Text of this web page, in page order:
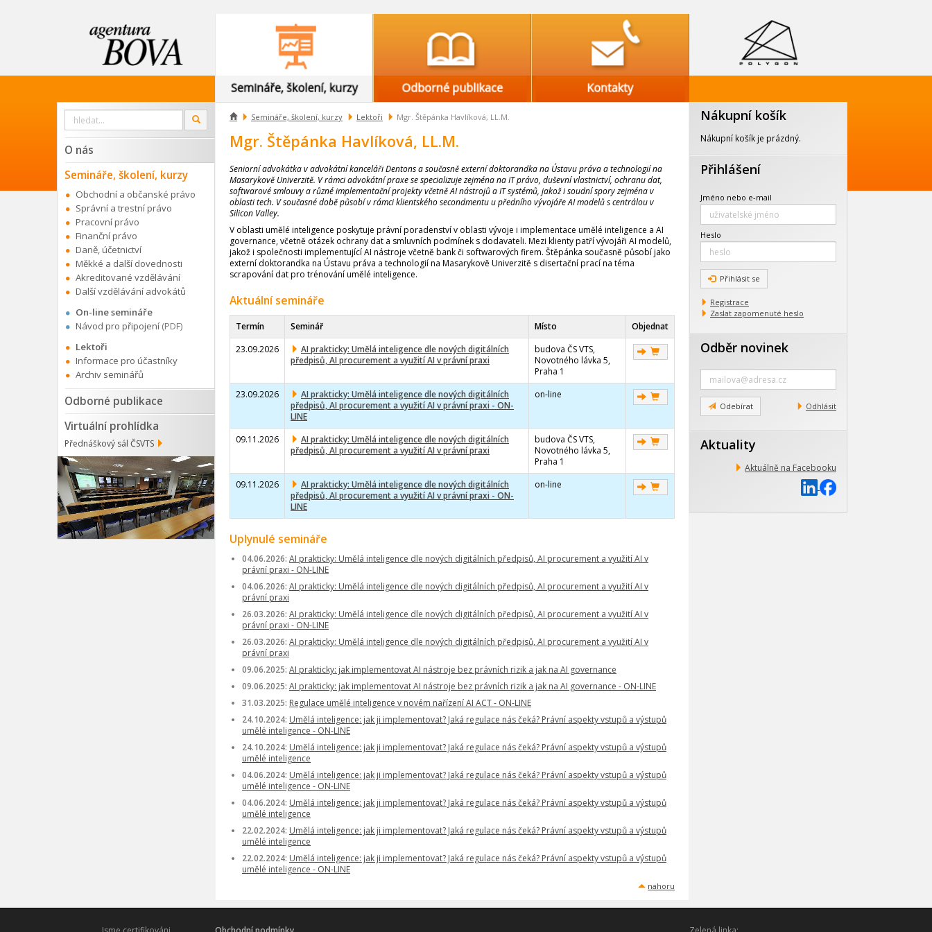
 Semináře, školení, kurzy Lektoři Mgr. Štěpánka Havlíková, LL.M.
Mgr. Štěpánka Havlíková, LL.M.
Seniorní advokátka v advokátní kanceláři Dentons a současně externí doktorandka na Ústavu práva a technologií na
Masarykově Univerzitě. V rámci advokátní praxe se specializuje zejména na IT právo, duševní vlastnictví, ochranu dat,
softwarové smlouvy a různé implementační projekty včetně AI nástrojů a IT systémů, jakož i soudní spory zejména v
oblasti tech. V současné době působí v rámci klientského secondmentu u předního vývojáře AI modelů s centrálou v
Silicon Valley.
V oblasti umělé inteligence poskytuje právní poradenství v oblasti vývoje i implementace umělé inteligence a AI
governance, včetně otázek ochrany dat a smluvních podmínek s dodavateli. Mezi klienty patří vývojáři AI modelů,
jakož i společnosti implementující AI nástroje včetně bank či softwarových firem. Štěpánka současně působí jako
externí doktorandka na Ústavu práva a technologií na Masarykově Univerzitě s disertační prací na téma
scrapování dat pro trénování umělé inteligence.
Aktuální semináře
Termín Seminář Místo
Objednat
23.09.2026
AI prakticky: Umělá inteligence dle nových digitálních
předpisů, AI procurement a využití AI v právní praxi
budova ČS VTS,
Novotného lávka 5,
Praha 1
23.09.2026
AI prakticky: Umělá inteligence dle nových digitálních
předpisů, AI procurement a využití AI v právní praxi - ON-
LINE
on-line
09.11.2026
AI prakticky: Umělá inteligence dle nových digitálních
předpisů, AI procurement a využití AI v právní praxi
budova ČS VTS,
Novotného lávka 5,
Praha 1
09.11.2026
AI prakticky: Umělá inteligence dle nových digitálních
předpisů, AI procurement a využití AI v právní praxi - ON-
LINE
on-line
Uplynulé semináře
04.06.2026: AI prakticky: Umělá inteligence dle nových digitálních předpisů, AI procurement a využití AI v
právní praxi - ON-LINE
04.06.2026: AI prakticky: Umělá inteligence dle nových digitálních předpisů, AI procurement a využití AI v
právní praxi
26.03.2026: AI prakticky: Umělá inteligence dle nových digitálních předpisů, AI procurement a využití AI v
právní praxi - ON-LINE
26.03.2026: AI prakticky: Umělá inteligence dle nových digitálních předpisů, AI procurement a využití AI v
právní praxi
09.06.2025: AI prakticky: jak implementovat AI nástroje bez právních rizik a jak na AI governance
09.06.2025: AI prakticky: jak implementovat AI nástroje bez právních rizik a jak na AI governance - ON-LINE
31.03.2025: Regulace umělé inteligence v novém nařízení AI ACT - ON-LINE
24.10.2024: Umělá inteligence: jak ji implementovat? Jaká regulace nás čeká? Právní aspekty vstupů a výstupů
umělé inteligence - ON-LINE
24.10.2024: Umělá inteligence: jak ji implementovat? Jaká regulace nás čeká? Právní aspekty vstupů a výstupů
umělé inteligence
04.06.2024: Umělá inteligence: jak ji implementovat? Jaká regulace nás čeká? Právní aspekty vstupů a výstupů
umělé inteligence - ON-LINE
04.06.2024: Umělá inteligence: jak ji implementovat? Jaká regulace nás čeká? Právní aspekty vstupů a výstupů
umělé inteligence
22.02.2024: Umělá inteligence: jak ji implementovat? Jaká regulace nás čeká? Právní aspekty vstupů a výstupů
umělé inteligence
22.02.2024: Umělá inteligence: jak ji implementovat? Jaká regulace nás čeká? Právní aspekty vstupů a výstupů
umělé inteligence - ON-LINE
nahoru
Vyhledat
webu
OK
O nás
Semináře, školení, kurzy
Obchodní a občanské právo
Správní a trestní právo
Pracovní právo
Finanční právo
Daně, účetnictví
Měkké a další dovednosti
Akreditované vzdělávání
Další vzdělávání advokátů
On-line semináře
Návod pro připojení (PDF)
Lektoři
Informace pro účastníky
Archiv seminářů
Odborné publikace
Virtuální prohlídka
Přednáškový sál ČSVTS
Nákupní košík
Nákupní košík je prázdný.
Přihlášení
Jméno nebo e-mail
Heslo
Přihlásit se
Registrace
Zaslat zapomenuté heslo
Odběr novinek
Zadejte
mail
Odebírat Odhlásit
Aktuality
Aktuálně na Facebooku